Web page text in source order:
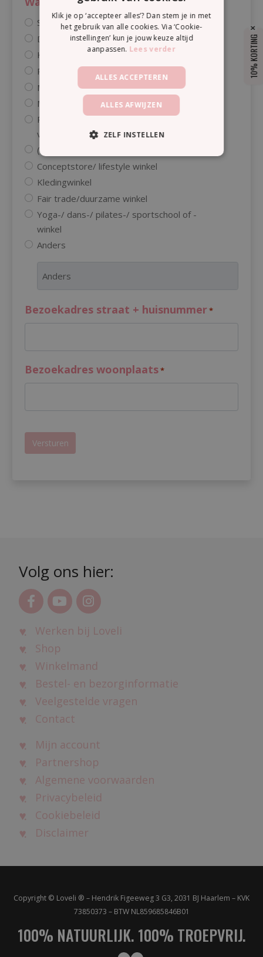
*
Schoonheidssalon
Drogist/Natuurdrogist
Kapsalon
Pedicure/nagelstudio/wax-salon
Massagepraktijk/Wellness
Medische praktijk/huidtherapie
Praktijk
voeding/lifestyle/natuurgeneeskunde
(Natuur)voedingswinkel
Conceptstore/ lifestyle winkel
Kledingwinkel
Fair trade/duurzame winkel
Yoga-/ dans-/ pilates-/ sportschool of -
winkel
Anders
Bezoekadres straat + huisnummer*
Bezoekadres woonplaats*
Versturen
Volg ons hier:
Werken bij Loveli
Shop
Winkelmand
Bestel- en bezorginformatie
Veelgestelde vragen
Contact
Mijn account
Partnershop
Algemene voorwaarden
Privacybeleid
Cookiebeleid
Disclaimer
Copyright © Loveli ® – Hendrik Figeeweg 3 G3, 2031 BJ Haarlem – KVK
73850373 – BTW NL859685846B01
100% NATUURLIJK. 100% TROEPVRIJ.
10% KORTING
Klik je op ‘accepteer alles’? Dan stem je in met
het gebruik van alle cookies. Via ‘Cookie-
instellingen’ kun je jouw keuze altijd
aanpassen. Lees verder
ALLES ACCEPTEREN
ALLES AFWIJZEN
ZELF INSTELLEN